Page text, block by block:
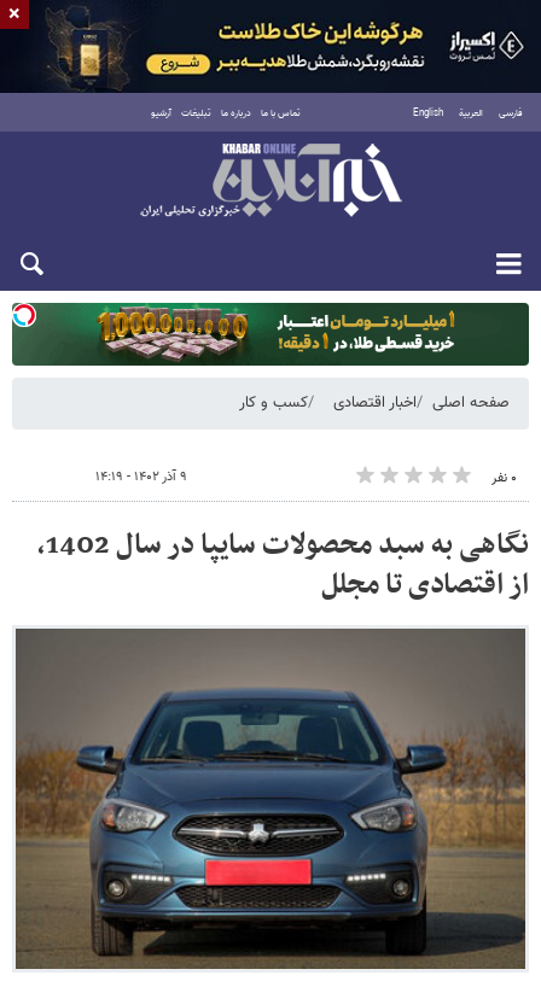
فارسی العربية English تماس با ما درباره ما تبلیغات آرشیو
یکشنبه ۱۸ مرداد ۱۴۰۵
صفحه اصلی اخبار اقتصادی کسب و کار
۰ نفر ۹ آذر ۱۴۰۲ - ۱۴:۱۹
نگاهی به سبد محصولات سایپا در سال 1402،
از اقتصادی تا مجلل
×